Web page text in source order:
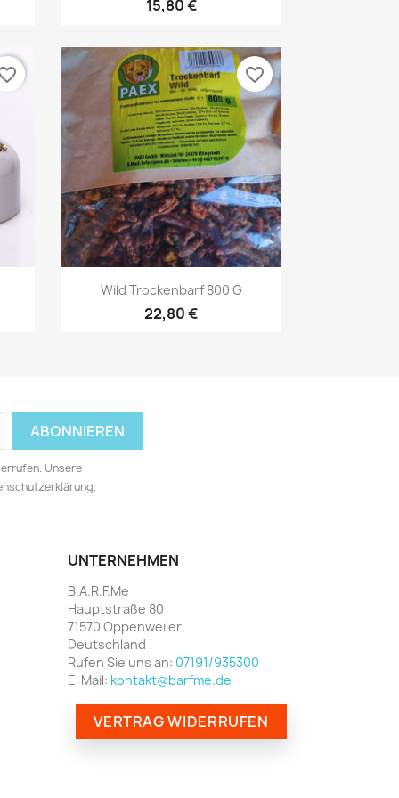
15,80 €
Vorschau
Wild Trockenbarf 800 G
22,80 €
favorite_border
Unsere
UNTERNEHMEN
B.A.R.F.Me
Hauptstraße 80
71570 Oppenweiler
Deutschland
Rufen Sie uns an: 07191/935300
E-Mail: kontakt@barfme.de
VERTRAG WIDERRUFEN